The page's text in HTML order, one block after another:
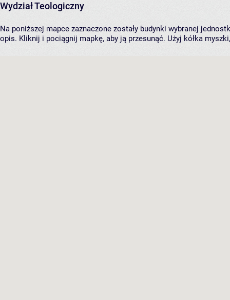
Wydział Teologiczny
Na poniższej mapce zaznaczone zostały budynki wybranej
opis. Kliknij i pociągnij mapkę, aby ją przesunąć. Użyj kółka